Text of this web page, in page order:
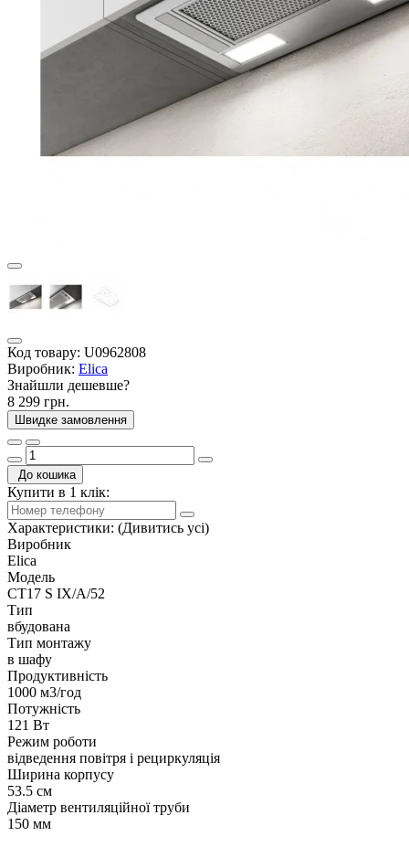
Код товару: U0962808
Виробник: Elica
Знайшли дешевше?
8 299 грн.
Швидке замовлення
До кошика
Купити в 1 клік:
Характеристики: (Дивитись усі)
Виробник
Elica
Модель
CT17 S IX/A/52
Тип
вбудована
Тип монтажу
в шафу
Продуктивність
1000 м3/год
Потужність
121 Вт
Режим роботи
відведення повітря і рециркуляція
Ширина корпусу
53.5 см
Діаметр вентиляційної труби
150 мм